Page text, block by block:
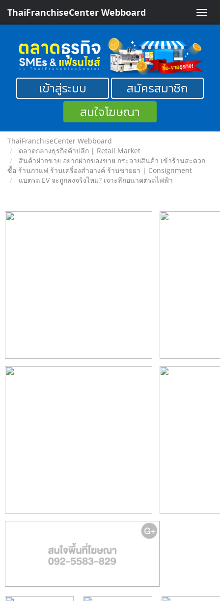
Toggle
ThaiFranchiseCenter Webboard
เข้าสู่ระบบ
สมัครสมาชิก
สนใจโฆษณา
ThaiFranchiseCenter Webboard
ตลาดกลางธุรกิจค้าปลีก | Retail Market
สินค้าฝากขาย อยากฝากของขาย กระจายสินค้า เข้าร้านสะดวก
ซื้อ ร้านกาแฟ ร้านเครื่องสำอางค์ ร้านขายยา | Consignment
แบตรถ EV จะถูกลงจริงไหม? เจาะลึกอนาคตรถไฟฟ้า